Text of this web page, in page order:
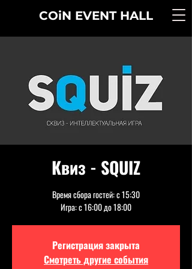
COiN EVENT HALL
Квиз - SQUIZ
Время сбора гостей: с 15:30
Игра: с 16:00 до 18:00
Регистрация закрыта
Смотреть другие события